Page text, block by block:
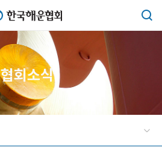
검색
한국해운협회
협회소식